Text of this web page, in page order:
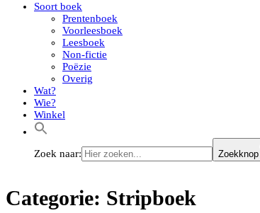
Soort boek
Prentenboek
Voorleesboek
Leesboek
Non-fictie
Poëzie
Overig
Wat?
Wie?
Winkel
Zoek naar: Zoekknop
Categorie: Stripboek